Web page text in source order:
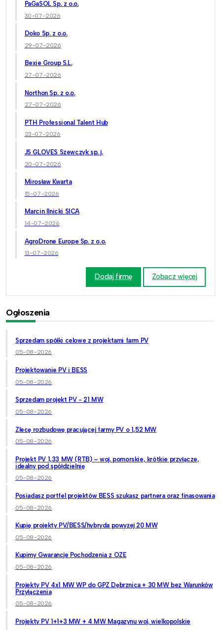
PaGaSOL Sp. z o.o.
30-07-2026
Doko Sp. z o.o.
29-07-2026
Bexie Group S.L.
27-07-2026
Northon Sp. z o.o.
27-07-2026
PTH Professional Talent Hub
23-07-2026
JS GLOVES Szewczyk sp. j.
20-07-2026
Mirosław Kwarta
15-07-2026
Marcin Ilnicki SICA
14-07-2026
AgroDrone Europe Sp. z o.o.
13-07-2026
Dodaj firmę Zobacz więcej
Ogłoszenia
Sprzedam spółki celowe z projektami farm PV
05-08-2026
Projektowanie PV i BESS
05-08-2026
Sprzedam projekt PV - 21 MW
05-08-2026
Zlecę rozbudowę pracującej farmy PV o 1,52 MW
05-08-2026
Projekt PV 1,33 MW (RTB) – woj. pomorskie, krótkie przyłącze,
idealny pod spółdzielnię
05-08-2026
Posiadasz portfel projektów BESS szukasz partnera oraz finasowania
05-08-2026
Kupię projekty PV/BESS/hybryda powyżej 20 MW
05-08-2026
Kupimy Gwarancje Pochodzenia z OZE
05-08-2026
Projekty PV 4x1 MW WP do GPZ Dębrznica + 30 MW bez Warunków
Przyłączenia
05-08-2026
Projekty PV 1+1+3 MW + 4 MW Magazynu woj. wielkopolskie